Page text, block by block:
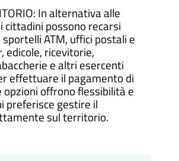
In alternativa alle
cittadini possono recarsi
ATM, uffici postali e
edicole, ricevitorie,
e altri esercenti
effettuare il pagamento di
opzioni offrono flessibilità e
preferisce gestire il
sul territorio.